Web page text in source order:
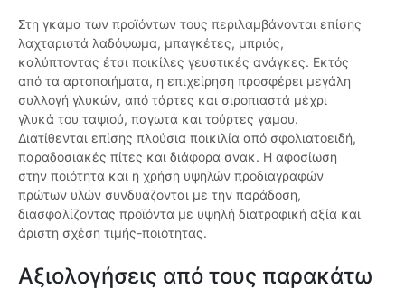
Στη γκάμα των προϊόντων τους περιλαμβάνονται επίσης
λαχταριστά λαδόψωμα, μπαγκέτες, μπριός,
καλύπτοντας έτσι ποικίλες γευστικές ανάγκες. Εκτός
από τα αρτοποιήματα, η επιχείρηση προσφέρει μεγάλη
συλλογή γλυκών, από τάρτες και σιροπιαστά μέχρι
γλυκά του ταψιού, παγωτά και τούρτες γάμου.
Διατίθενται επίσης πλούσια ποικιλία από σφολιατοειδή,
παραδοσιακές πίτες και διάφορα σνακ. Η αφοσίωση
στην ποιότητα και η χρήση υψηλών προδιαγραφών
πρώτων υλών συνδυάζονται με την παράδοση,
διασφαλίζοντας προϊόντα με υψηλή διατροφική αξία και
άριστη σχέση τιμής-ποιότητας.
Αξιολογήσεις από τους παρακάτω